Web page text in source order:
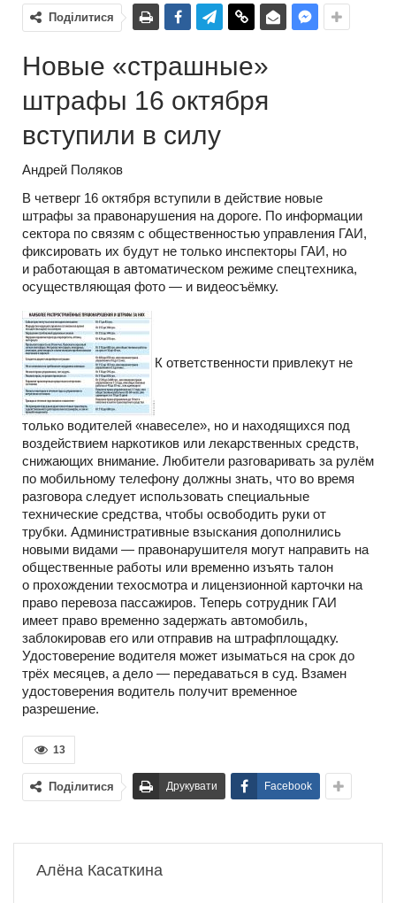
Поділитися
Новые «страшные»
штрафы 16 октября
вступили в силу
Андрей Поляков
В четверг 16 октября вступили в действие новые
штрафы за правонарушения на дороге. По информации
сектора по связям с общественностью управления ГАИ,
фиксировать их будут не только инспекторы ГАИ, но
и работающая в автоматическом режиме спецтехника,
осуществляющая фото — и видеосъёмку.
К ответственности привлекут не
только водителей «навеселе», но и находящихся под
воздействием наркотиков или лекарственных средств,
снижающих внимание. Любители разговаривать за рулём
по мобильному телефону должны знать, что во время
разговора следует использовать специальные
технические средства, чтобы освободить руки от
трубки. Административные взыскания дополнились
новыми видами — правонарушителя могут направить на
общественные работы или временно изъять талон
о прохождении техосмотра и лицензионной карточки на
право перевоза пассажиров. Теперь сотрудник ГАИ
имеет право временно задержать автомобиль,
заблокировав его или отправив на штрафплощадку.
Удостоверение водителя может изыматься на срок до
трёх месяцев, а дело — передаваться в суд. Взамен
удостоверения водитель получит временное
разрешение.
13
Поділитися Друкувати Facebook
Алёна Касаткина